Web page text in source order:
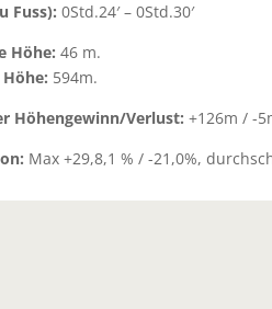
Fuss): 0Std.24′ – 0Std.30′
Höhe: 46 m.
594m.
Höhengewinn/Verlust: +126m / -
Max +29,8,1 % / -21,0%,